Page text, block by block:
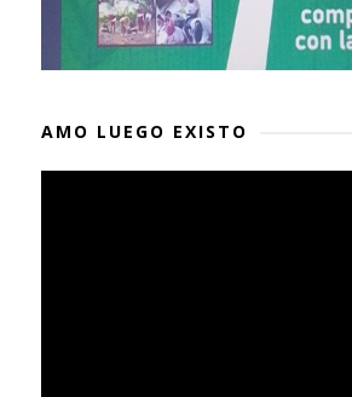
AMO LUEGO EXISTO